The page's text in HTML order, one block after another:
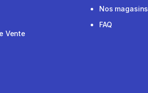
Vente
Nos magasins
FAQ